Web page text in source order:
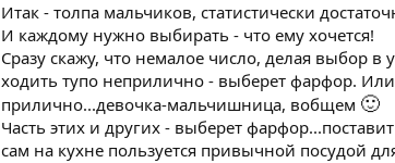
Итак - толпа мальчиков, статистически
И каждому нужно выбирать - что ему хочется!
Сразу скажу, что немалое число, делая выбор
ходить тупо неприлично - выберет фарфор.
прилично...девочка-мальчишница, вобщем 🙂
Часть этих и других - выберет
сам на кухне пользуется привычной посудой